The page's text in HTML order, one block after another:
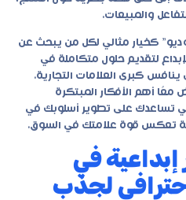
والمبيعات.
كخيار مثالي لكل من يبحث عن
لتقديم حلول متكاملة في
كبرى العلامات التجارية.
أهم الأفكار المبتكرة
تساعدك على تطوير أسلوبك في
تعكس قوة علامتك في السوق.
في
لجذب